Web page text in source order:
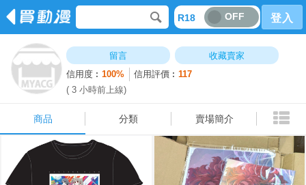
R18 OFF 登入
留言
收藏賣家
信用度︰100% 信用評價︰117
( 3 小時前上線)
商品 分類 賣場簡介
商品 分類 賣場簡介